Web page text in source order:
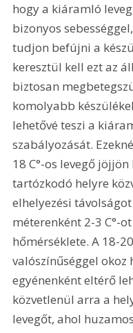
hogy a kiáramló
bizonyos
tudjon befújni a
keresztül kell ezt az
biztosan
komolyabb
lehetővé teszi a
szabályozását.
18 C°-os levegő
tartózkodó helyre
elhelyezési
méterenként 2-3 C°-
hőmérséklete. A 18-
valószínűséggel okoz
egyénenként eltérő
közvetlenül arra a
levegőt, ahol